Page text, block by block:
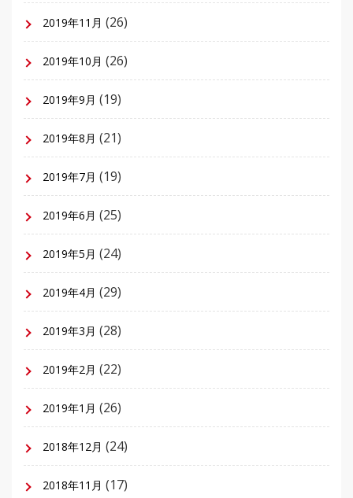
2019年11月 (26)
2019年10月 (26)
2019年9月 (19)
2019年8月 (21)
2019年7月 (19)
2019年6月 (25)
2019年5月 (24)
2019年4月 (29)
2019年3月 (28)
2019年2月 (22)
2019年1月 (26)
2018年12月 (24)
2018年11月 (17)